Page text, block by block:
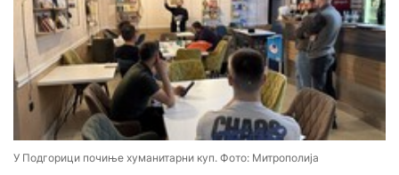
У Подгорици почиње хуманитарни куп. Фото: Митрополија